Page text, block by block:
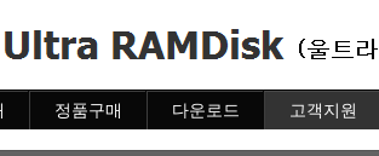
정품구매 다운로드 고객지원